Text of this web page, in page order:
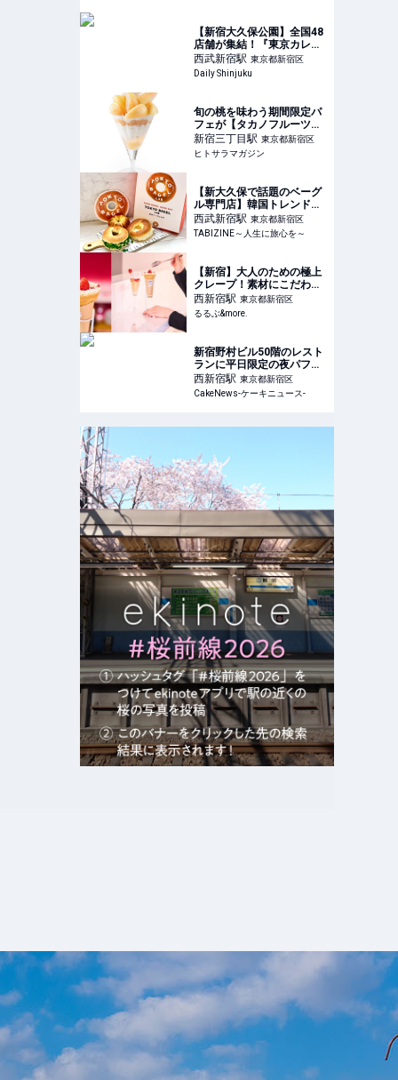
【新宿大久保公園】全国48
店舗が集結！『東京カレー
万博2026』が9月11日より
開催！自分だけの“あいがけ
カレー”が楽しめる！
西武新宿駅 東京都新宿区
Daily Shinjuku
旬の桃を味わう期間限定パ
フェが【タカノフルーツパ
ーラー】に登場。「ふくし
まの桃フェア」を開催
│ ヒトサラマガジン
新宿三丁目駅 東京都新宿区
ヒトサラマガジン
【新大久保で話題のベーグ
ル専門店】韓国トレンド
×NYスタイルのベーグル専
門店「TOKYO BAGEL
LAB」の人気TOP3を実食
西武新宿駅 東京都新宿区
TABIZINE～人生に旅心を～
【新宿】大人のための極上
クレープ！素材にこだわる
「CrepeCompany」で贅
沢なひとときを｜るるぶ
&more.
西新宿駅 東京都新宿区
るるぶ&more.
新宿野村ビル50階のレスト
ランに平日限定の夜パフェ
プラン新登場
西新宿駅 東京都新宿区
CakeNews-ケーキニュース-
エキガタリ